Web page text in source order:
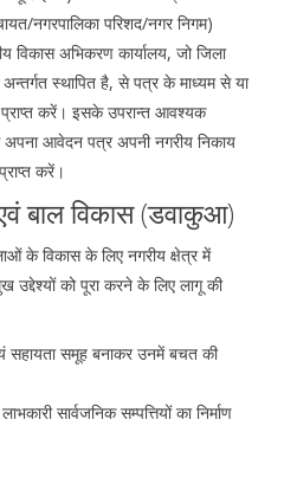
नगरपालिका परिशद/नगर निगम)
विकास अभिकरण कार्यालय, जो जिला
स्थापित है, से पत्र के माध्यम से या
प्राप्त करें। इसके उपरान्त आवश्यक
आवेदन पत्र अपनी नगरीय निकाय
करें।
बाल विकास (डवाकुआ)
के विकास के लिए नगरीय क्षेत्र में
उद्देश्यों को पूरा करने के लिए लागू की
सहायता समूह बनाकर उनमें बचत की
सार्वजनिक सम्पत्तियों का निर्माण